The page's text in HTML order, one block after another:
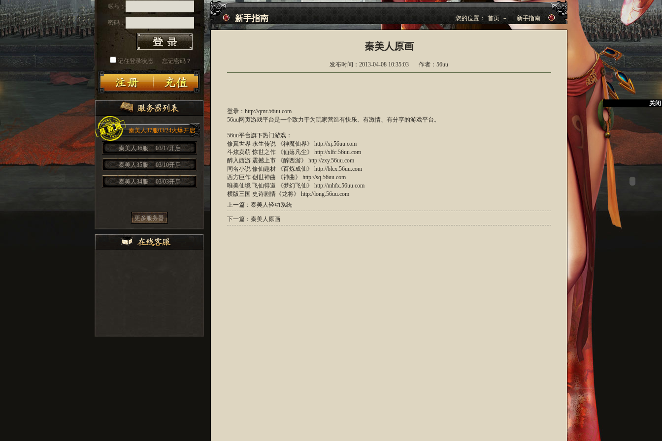
帐号：
密码：
记住登录状态 忘记密码？
秦美人37服03/24火爆开启
秦美人36服 03/17开启
秦美人35服 03/10开启
秦美人34服 03/03开启
更多服务器
新手指南 您的位置： 首页 － 新手指南
秦美人原画
发布时间：2013-04-08 10:35:03 作者：56uu
登录： http://qmr.56uu.com
56uu网页游戏平台是一个致力于为玩家营造有快乐、有激情、有分享的游戏平台。
56uu平台旗下热门游戏：
修真世界 永生传说 《神魔仙界》 http://xj.56uu.com
斗炫卖萌 惊世之作 《仙落凡尘》 http://xlfc.56uu.com
醉入西游 震撼上市 《醉西游》 http://zxy.56uu.com
同名小说 修仙题材 《百炼成仙》 http://blcx.56uu.com
西方巨作 创世神曲 《神曲》 http://sq.56uu.com
唯美仙境 飞仙得道 《梦幻飞仙》 http://mhfx.56uu.com
横版三国 史诗剧情《龙将》 http://long.56uu.com
上一篇：秦美人轻功系统
下一篇：秦美人原画
关闭